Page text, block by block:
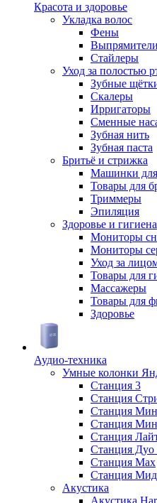
Красота и здоровье
Укладка волос
Фены
Выпрямители
Стайлеры
Уход за полостью
Зубные
Скалеры
Ирригаторы
Сменные
Зубная нить
Зубная паста
Бритьё и стрижка
Машинки
Товары для
Триммеры
Эпиляция
Здоровье и гигиена
Мониторы
Мониторы
Уход за
Товары для
Массажеры
Товары для
Здоровье
Аудио-техника
Умные колонки
Станция 3
Станция
Станция
Станция
Станция
Станция
Станция Max
Станция
Акустика
Акустика